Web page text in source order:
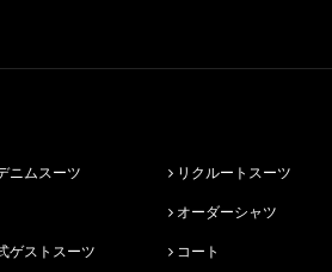
ニムスーツ
ゲストスーツ
リクルートスーツ
オーダーシャツ
コート